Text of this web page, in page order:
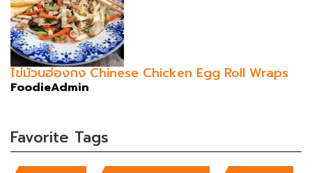
ไข่ม้วนฮ่องกง Chinese Chicken Egg Roll Wraps
FoodieAdmin
Favorite Tags